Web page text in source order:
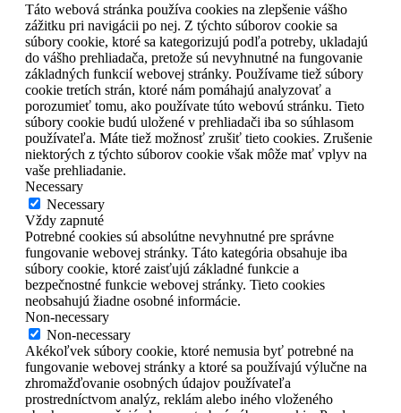
Táto webová stránka používa cookies na zlepšenie vášho
zážitku pri navigácii po nej. Z týchto súborov cookie sa
súbory cookie, ktoré sa kategorizujú podľa potreby, ukladajú
do vášho prehliadača, pretože sú nevyhnutné na fungovanie
základných funkcií webovej stránky. Používame tiež súbory
cookie tretích strán, ktoré nám pomáhajú analyzovať a
porozumieť tomu, ako používate túto webovú stránku. Tieto
súbory cookie budú uložené v prehliadači iba so súhlasom
používateľa. Máte tiež možnosť zrušiť tieto cookies. Zrušenie
niektorých z týchto súborov cookie však môže mať vplyv na
vaše prehliadanie.
Necessary
Necessary
Vždy zapnuté
Potrebné cookies sú absolútne nevyhnutné pre správne
fungovanie webovej stránky. Táto kategória obsahuje iba
súbory cookie, ktoré zaisťujú základné funkcie a
bezpečnostné funkcie webovej stránky. Tieto cookies
neobsahujú žiadne osobné informácie.
Non-necessary
Non-necessary
Akékoľvek súbory cookie, ktoré nemusia byť potrebné na
fungovanie webovej stránky a ktoré sa používajú výlučne na
zhromažďovanie osobných údajov používateľa
prostredníctvom analýz, reklám alebo iného vloženého